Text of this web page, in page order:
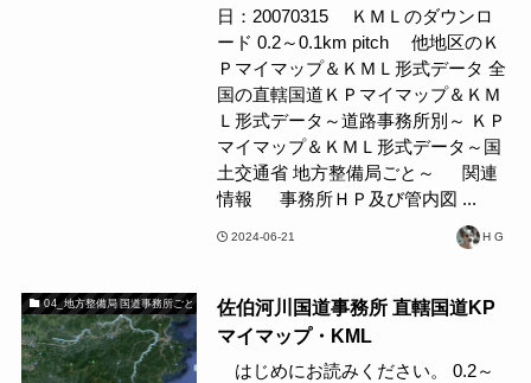
日：20070315 ＫＭＬのダウンロ
ード 0.2～0.1km pitch 他地区のＫ
Ｐマイマップ＆ＫＭＬ形式データ 全
国の直轄国道ＫＰマイマップ＆ＫＭ
Ｌ形式データ～道路事務所別～ ＫＰ
マイマップ＆ＫＭＬ形式データ～国
土交通省 地方整備局ごと～ 関連
情報 事務所ＨＰ及び管内図 ...
2024-06-21 H G
04_地方整備局 国道事務所ごと
佐伯河川国道事務所 直轄国道KP
マイマップ・KML
はじめにお読みください。 0.2～